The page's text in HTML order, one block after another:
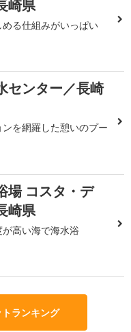
崎県
る仕組みがいっぱい
センター／長崎
を網羅した憩いのプー
場 コスタ・デ
崎県
高い海で海水浴
ランキング